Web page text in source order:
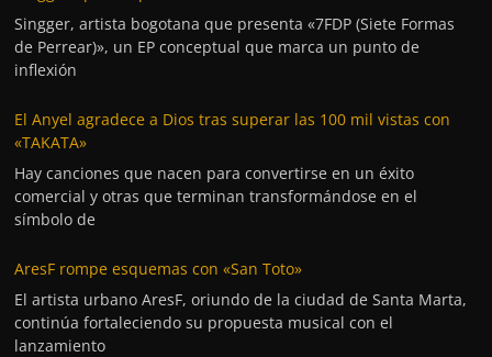
Singger, artista bogotana que presenta «7FDP (Siete Formas
de Perrear)», un EP conceptual que marca un punto de
inflexión
El Anyel agradece a Dios tras superar las 100 mil vistas con
«TAKATA»
Hay canciones que nacen para convertirse en un éxito
comercial y otras que terminan transformándose en el
símbolo de
AresF rompe esquemas con «San Toto»
El artista urbano AresF, oriundo de la ciudad de Santa Marta,
continúa fortaleciendo su propuesta musical con el
lanzamiento